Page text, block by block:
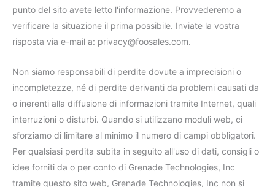
punto del sito avete letto l'informazione. Provvederemo a
verificare la situazione il prima possibile. Inviate la vostra
risposta via e-mail a: privacy@foosales.com.
Non siamo responsabili di perdite dovute a imprecisioni o
incompletezze, né di perdite derivanti da problemi causati da
o inerenti alla diffusione di informazioni tramite Internet, quali
interruzioni o disturbi. Quando si utilizzano moduli web, ci
sforziamo di limitare al minimo il numero di campi obbligatori.
Per qualsiasi perdita subita in seguito all'uso di dati, consigli o
idee forniti da o per conto di Grenade Technologies, Inc
tramite questo sito web, Grenade Technologies, Inc non si